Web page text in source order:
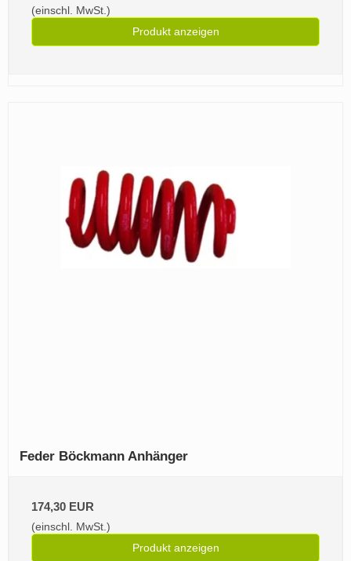
(einschl. MwSt.)
Produkt anzeigen
Feder Böckmann Anhänger
174,30 EUR
(einschl. MwSt.)
Produkt anzeigen